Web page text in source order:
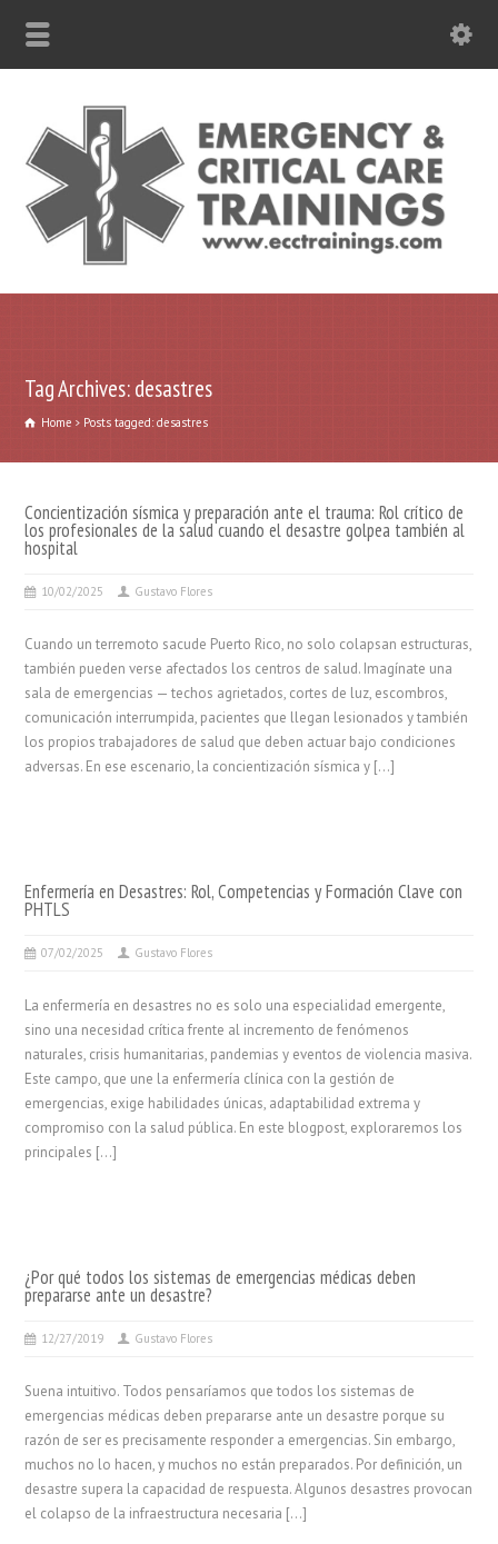
Tag Archives: desastres
Home Posts tagged: desastres
Concientización sísmica y preparación ante el trauma: Rol crítico de
los profesionales de la salud cuando el desastre golpea también al
hospital
10/02/2025 Gustavo Flores
Cuando un terremoto sacude Puerto Rico, no solo colapsan estructuras,
también pueden verse afectados los centros de salud. Imagínate una
sala de emergencias — techos agrietados, cortes de luz, escombros,
comunicación interrumpida, pacientes que llegan lesionados y también
los propios trabajadores de salud que deben actuar bajo condiciones
adversas. En ese escenario, la concientización sísmica y […]
Enfermería en Desastres: Rol, Competencias y Formación Clave con
PHTLS
07/02/2025 Gustavo Flores
La enfermería en desastres no es solo una especialidad emergente,
sino una necesidad crítica frente al incremento de fenómenos
naturales, crisis humanitarias, pandemias y eventos de violencia masiva.
Este campo, que une la enfermería clínica con la gestión de
emergencias, exige habilidades únicas, adaptabilidad extrema y
compromiso con la salud pública. En este blogpost, exploraremos los
principales […]
¿Por qué todos los sistemas de emergencias médicas deben
prepararse ante un desastre?
12/27/2019 Gustavo Flores
Suena intuitivo. Todos pensaríamos que todos los sistemas de
emergencias médicas deben prepararse ante un desastre porque su
razón de ser es precisamente responder a emergencias. Sin embargo,
muchos no lo hacen, y muchos no están preparados. Por definición, un
desastre supera la capacidad de respuesta. Algunos desastres provocan
el colapso de la infraestructura necesaria […]